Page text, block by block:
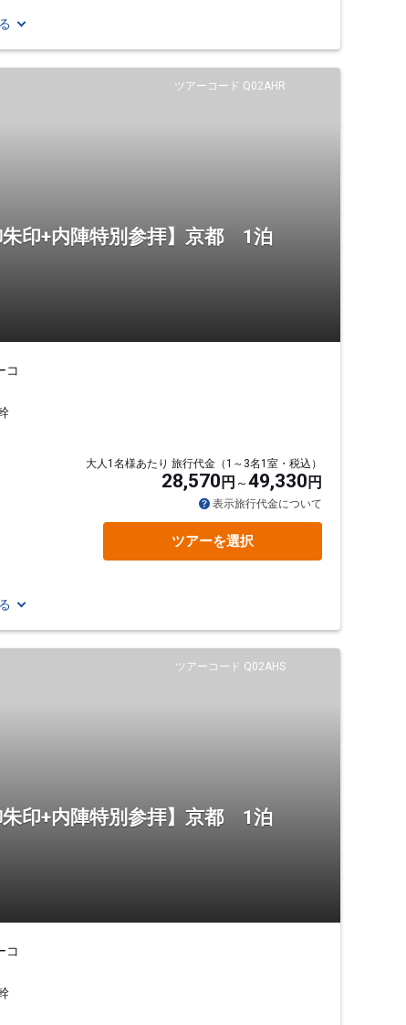
ツアーコード Q02AHR
朱印+内陣特別参拝】京都 1泊
コ
大人1名様あたり 旅行代金（1～3名1室・税込）
28,570 円 49,330 円
表示旅行代金について
ツアーを選択
ツアーコード Q02AHS
朱印+内陣特別参拝】京都 1泊
コ